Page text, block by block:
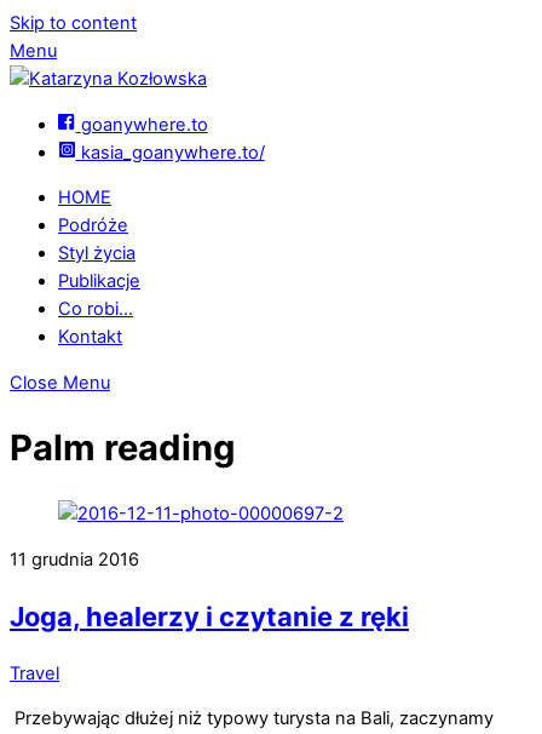
Skip to content
Menu
goanywhere.to
kasia_goanywhere.to/
HOME
Podróże
Styl życia
Publikacje
Co robi…
Kontakt
Close Menu
Palm reading
11 grudnia 2016
Joga, healerzy i czytanie z ręki
Travel
Przebywając dłużej niż typowy turysta na Bali, zaczynamy